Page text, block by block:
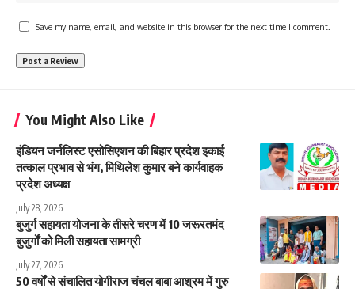
Save my name, email, and website in this browser for the next time I comment.
You Might Also Like
इंडियन जर्नलिस्ट एसोसिएशन की बिहार प्रदेश इकाई
तत्काल प्रभाव से भंग, मिथिलेश कुमार बने कार्यवाहक
प्रदेश अध्यक्ष
July 28, 2026
बुजुर्ग सहायता योजना के तीसरे चरण में 10 जरूरतमंद
बुजुर्गों को मिली सहायता सामग्री
July 27, 2026
50 वर्षों से संचालित योगीराज चंचल बाबा आश्रम में गुरु